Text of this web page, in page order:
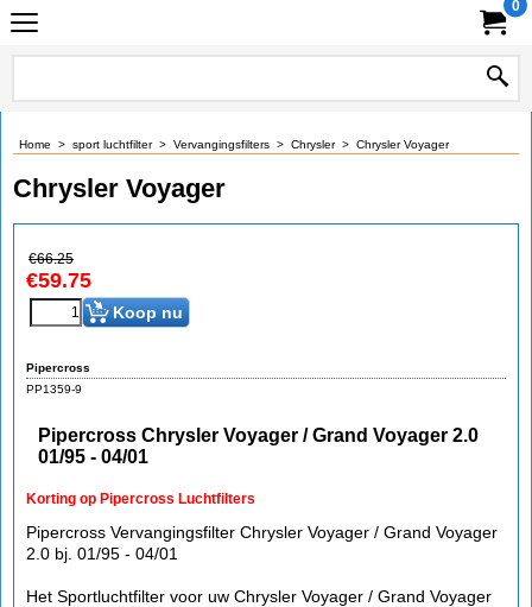
0
Home > sport luchtfilter> Vervangingsfilters > Chrysler> Chrysler Voyager
Chrysler Voyager
€66.25
€59.75
Koop nu
Pipercross
PP1359-9
Pipercross Chrysler Voyager / Grand Voyager 2.0
01/95 - 04/01
Korting op Pipercross Luchtfilters
Pipercross Vervangingsfilter Chrysler Voyager / Grand Voyager
2.0 bj. 01/95 - 04/01
Het Sportluchtfilter voor uw Chrysler Voyager / Grand Voyager